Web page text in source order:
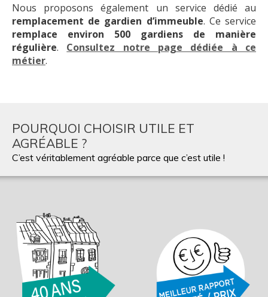
Nous proposons également un service dédié au
remplacement de gardien d’immeuble. Ce service
remplace environ 500 gardiens de manière
régulière.
Consultez notre page dédiée à ce
métier.
POURQUOI CHOISIR UTILE ET
AGRÉABLE ?
C’est véritablement agréable parce que c’est utile !